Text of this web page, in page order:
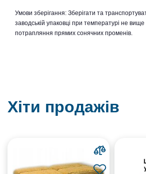
Умови зберігання: Зберігати та
заводській упаковці при температурі не
потрапляння прямих сонячних променів.
Хіти продажів